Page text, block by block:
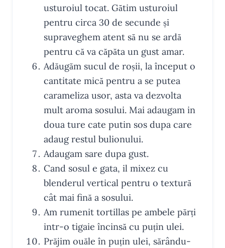
usturoiul tocat. Gătim usturoiul
pentru circa 30 de secunde și
supraveghem atent să nu se ardă
pentru că va căpăta un gust amar.
Adăugăm sucul de roșii, la început o
cantitate mică pentru a se putea
carameliza usor, asta va dezvolta
mult aroma sosului. Mai adaugam in
doua ture cate putin sos dupa care
adaug restul bulionului.
Adaugam sare dupa gust.
Cand sosul e gata, il mixez cu
blenderul vertical pentru o textură
cât mai fină a sosului.
Am rumenit tortillas pe ambele părți
intr-o tigaie încinsă cu puțin ulei.
Prăjim ouăle în puțin ulei, sărându-